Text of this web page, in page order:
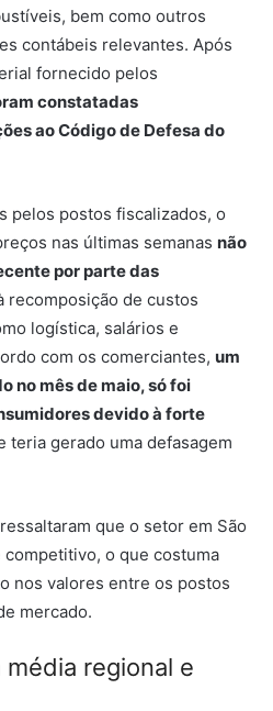
bem como outros
contábeis relevantes. Após
fornecido pelos
constatadas
ao Código de Defesa do
pelos postos fiscalizados, o
nas últimas semanas não
por parte das
recomposição de custos
logística, salários e
com os comerciantes, um
no mês de maio, só foi
devido à forte
teria gerado uma defasagem
que o setor em São
o que costuma
nos valores entre os postos
mercado.
regional e